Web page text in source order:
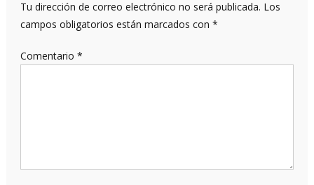
Tu dirección de correo electrónico no será publicada. Los
campos obligatorios están marcados con *
Comentario *